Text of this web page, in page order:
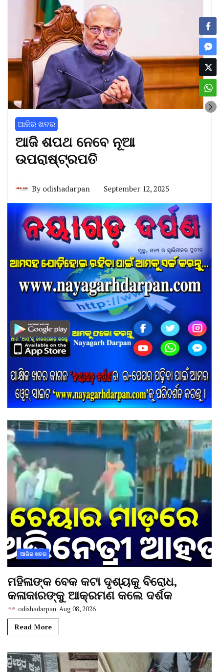
ଆଜିର ଖବର
ଆଜି ଶପଥ ନେବେ ନୂଆ
ଉପରାଷ୍ଟ୍ରପତି
By odishadarpan September 12, 2025
ଆଜିର ଖବର
ମହିଳାଙ୍କ ବେକ କଟା ଦୃଶ୍ୟକୁ ବିରୋଧ,
କଳାକାରଙ୍କୁ ଆକ୍ରମଣ କଲେ ଦର୍ଶକ
odishadarpan Aug 08, 2026
Read More